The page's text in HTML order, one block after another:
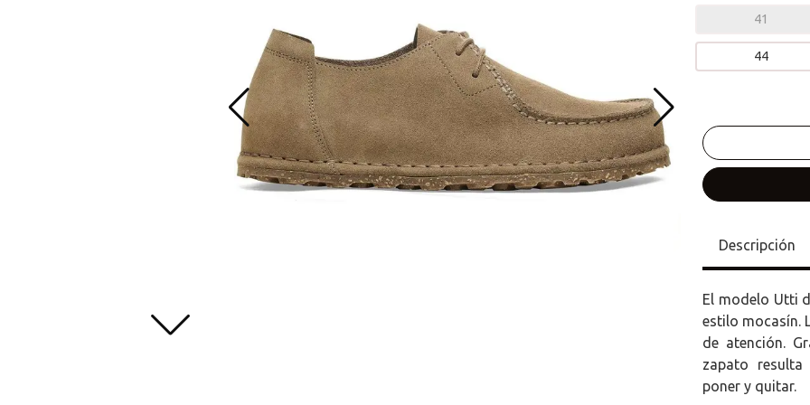
41
44
Descripción
El modelo Utti
estilo mocasín.
de atención.
zapato
poner y quitar.